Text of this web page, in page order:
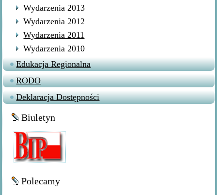
Wydarzenia 2013
Wydarzenia 2012
Wydarzenia 2011
Wydarzenia 2010
Edukacja Regionalna
RODO
Deklaracja Dostępności
Biuletyn
Polecamy